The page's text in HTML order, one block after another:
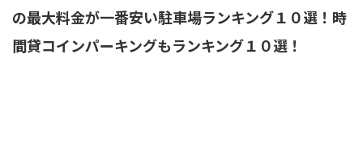
の最大料金が一番安い駐車場ランキング１０選！時
間貸コインパーキングもランキング１０選！